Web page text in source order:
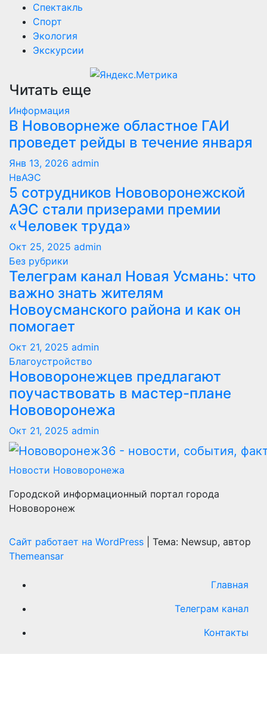
Спектакль
Спорт
Экология
Экскурсии
Читать еще
Информация
В Нововорнеже областное ГАИ
проведет рейды в течение января
Янв 13, 2026 admin
НвАЭС
5 сотрудников Нововоронежской
АЭС стали призерами премии
«Человек труда»
Окт 25, 2025 admin
Без рубрики
Телеграм канал Новая Усмань: что
важно знать жителям
Новоусманского района и как он
помогает
Окт 21, 2025 admin
Благоустройство
Нововоронежцев предлагают
поучаствовать в мастер-плане
Нововоронежа
Окт 21, 2025 admin
Новости Нововоронежа
Городской информационный портал города
Нововоронеж
Сайт работает на WordPress
Тема: Newsup, автор
Themeansar
Главная
Телеграм канал
Контакты